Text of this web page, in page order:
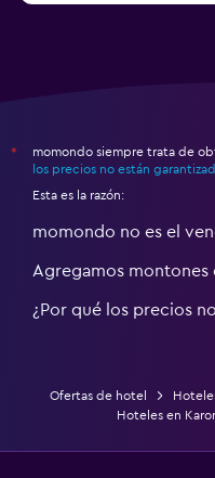
*
momondo siempre trata de
los precios no están
Esta es la razón:
momondo no es el
Agregamos montones
¿Por qué los precios
Ofertas de hotel
Hoteles en